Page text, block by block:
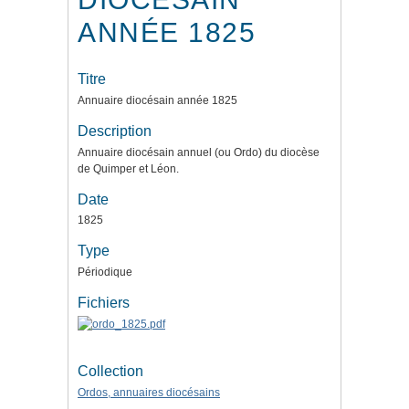
ANNÉE 1825
Titre
Annuaire diocésain année 1825
Description
Annuaire diocésain annuel (ou Ordo) du diocèse
de Quimper et Léon.
Date
1825
Type
Périodique
Fichiers
Collection
Ordos, annuaires diocésains